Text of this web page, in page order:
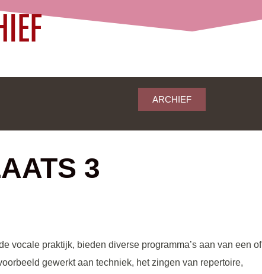
ARCHIEF
3
vocale praktijk, bieden diverse programma’s aan van een of
gewerkt aan techniek, het zingen van repertoire,